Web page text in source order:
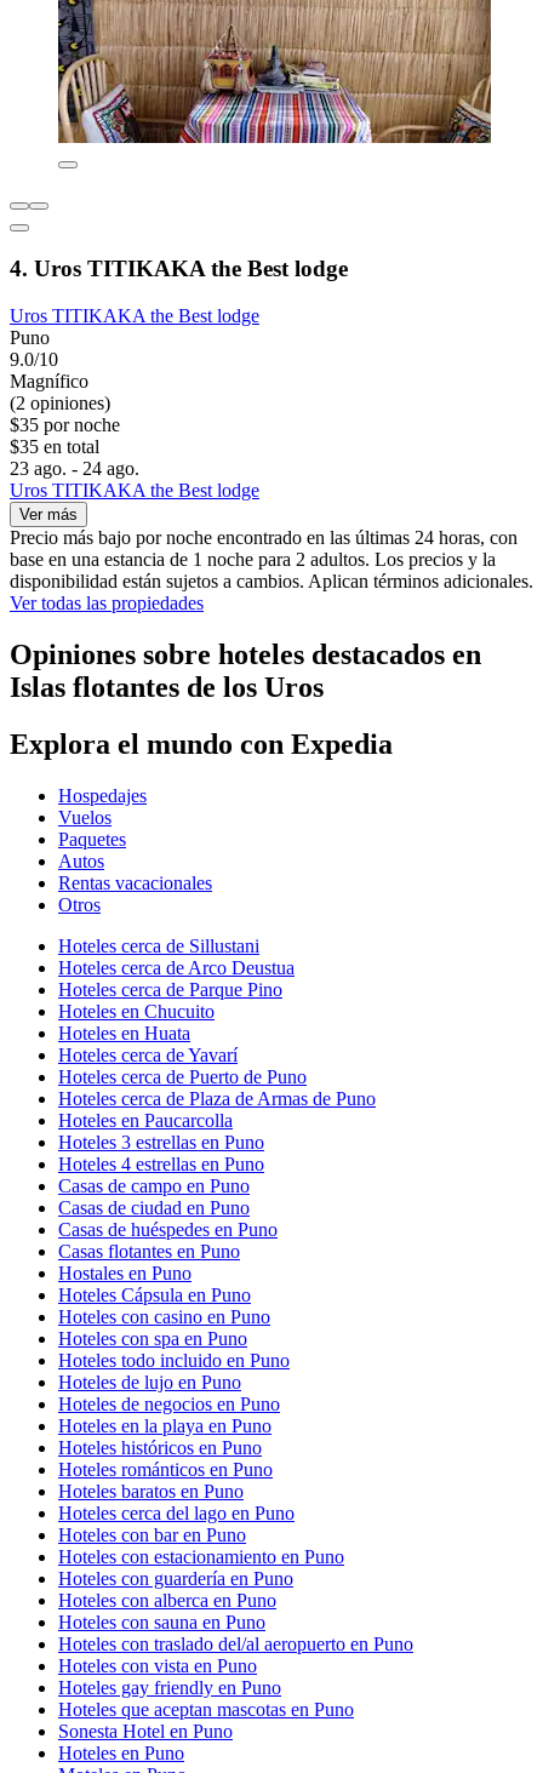
4. Uros TITIKAKA the Best lodge
Uros TITIKAKA the Best lodge
Puno
9.0/10
Magnífico
(2 opiniones)
$35 por noche
$35 en total
23 ago. - 24 ago.
Uros TITIKAKA the Best lodge
Ver más
Precio más bajo por noche encontrado en las últimas 24 horas, con
base en una estancia de 1 noche para 2 adultos. Los precios y la
disponibilidad están sujetos a cambios. Aplican términos adicionales.
Ver todas las propiedades
Opiniones sobre hoteles destacados en
Islas flotantes de los Uros
Explora el mundo con Expedia
Hospedajes
Vuelos
Paquetes
Autos
Rentas vacacionales
Otros
Hoteles cerca de Sillustani
Hoteles cerca de Arco Deustua
Hoteles cerca de Parque Pino
Hoteles en Chucuito
Hoteles en Huata
Hoteles cerca de Yavarí
Hoteles cerca de Puerto de Puno
Hoteles cerca de Plaza de Armas de Puno
Hoteles en Paucarcolla
Hoteles 3 estrellas en Puno
Hoteles 4 estrellas en Puno
Casas de campo en Puno
Casas de ciudad en Puno
Casas de huéspedes en Puno
Casas flotantes en Puno
Hostales en Puno
Hoteles Cápsula en Puno
Hoteles con casino en Puno
Hoteles con spa en Puno
Hoteles todo incluido en Puno
Hoteles de lujo en Puno
Hoteles de negocios en Puno
Hoteles en la playa en Puno
Hoteles históricos en Puno
Hoteles románticos en Puno
Hoteles baratos en Puno
Hoteles cerca del lago en Puno
Hoteles con bar en Puno
Hoteles con estacionamiento en Puno
Hoteles con guardería en Puno
Hoteles con alberca en Puno
Hoteles con sauna en Puno
Hoteles con traslado del/al aeropuerto en Puno
Hoteles con vista en Puno
Hoteles gay friendly en Puno
Hoteles que aceptan mascotas en Puno
Sonesta Hotel en Puno
Hoteles en Puno